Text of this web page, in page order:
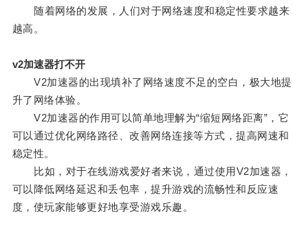
随着网络的发展，人们对于网络速度和稳定性要求越来
越高。
v2加速器打不开
V2加速器的出现填补了网络速度不足的空白，极大地提
升了网络体验。
V2加速器的作用可以简单地理解为“缩短网络距离”，它
可以通过优化网络路径、改善网络连接等方式，提高网速和
稳定性。
比如，对于在线游戏爱好者来说，通过使用V2加速器，
可以降低网络延迟和丢包率，提升游戏的流畅性和反应速
度，使玩家能够更好地享受游戏乐趣。